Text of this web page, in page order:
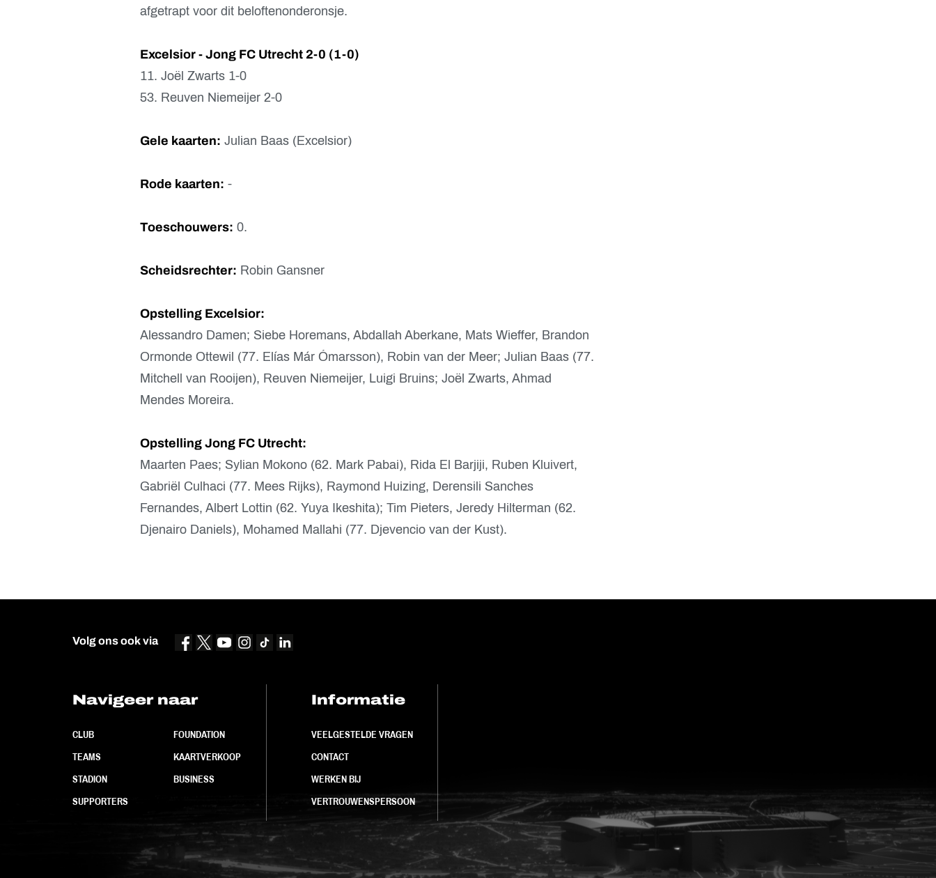
afgetrapt voor dit beloftenonderonsje.
Excelsior - Jong FC Utrecht 2-0 (1-0)
11. Joël Zwarts 1-0
53. Reuven Niemeijer 2-0
Gele kaarten: Julian Baas (Excelsior)
Rode kaarten: -
Toeschouwers: 0.
Scheidsrechter: Robin Gansner
Opstelling Excelsior:
Alessandro Damen; Siebe Horemans, Abdallah Aberkane, Mats Wieffer, Brandon
Ormonde Ottewil (77. Elías Már Ómarsson), Robin van der Meer; Julian Baas (77.
Mitchell van Rooijen), Reuven Niemeijer, Luigi Bruins; Joël Zwarts, Ahmad
Mendes Moreira.
Opstelling Jong FC Utrecht:
Maarten Paes; Sylian Mokono (62. Mark Pabai), Rida El Barjiji, Ruben Kluivert,
Gabriël Culhaci (77. Mees Rijks), Raymond Huizing, Derensili Sanches
Fernandes, Albert Lottin (62. Yuya Ikeshita); Tim Pieters, Jeredy Hilterman (62.
Djenairo Daniels), Mohamed Mallahi (77. Djevencio van der Kust).
Volg ons ook via
Navigeer naar
CLUB
TEAMS
STADION
SUPPORTERS
FOUNDATION
KAARTVERKOOP
BUSINESS
Informatie
VEELGESTELDE VRAGEN
CONTACT
WERKEN BIJ
VERTROUWENSPERSOON